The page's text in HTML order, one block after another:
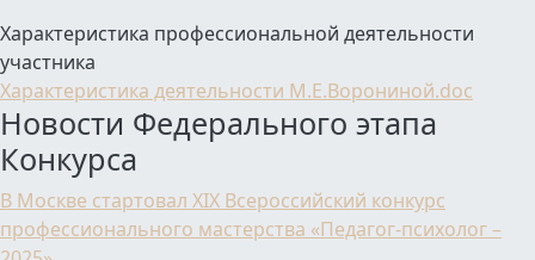
Характеристика профессиональной деятельности
участника
Характеристика деятельности М.Е.Ворониной.doc
Новости Федерального этапа
Конкурса
В Москве стартовал XIX Всероссийский конкурс
профессионального мастерства «Педагог-психолог –